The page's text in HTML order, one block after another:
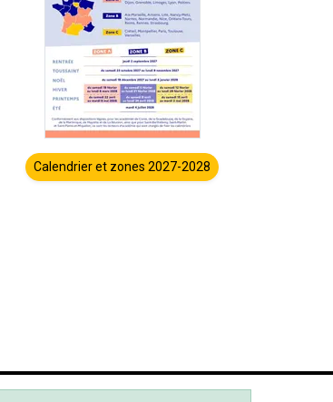
Calendrier et zones 2027-2028